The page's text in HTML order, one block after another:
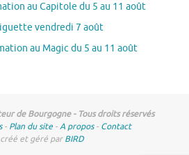
au Capitole du 5 au 11 août
vendredi 7 août
au Magic du 5 au 11 août
de Bourgogne - Tous droits réservés
- Plan du site -A propos- Contact
et géré parBIRD